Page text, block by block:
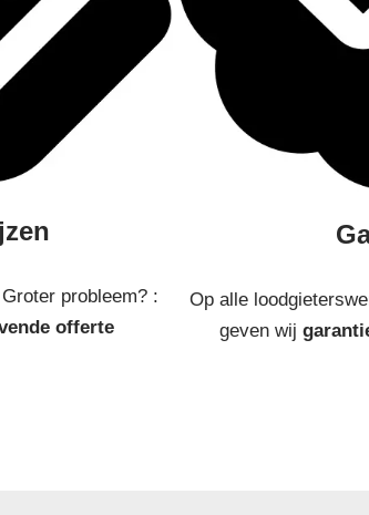
probleem? :
offerte
Op alle
geven wij